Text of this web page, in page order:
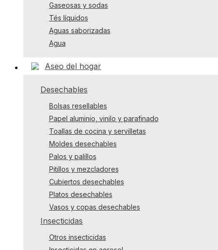
Gaseosas y sodas
Tés líquidos
Aguas saborizadas
Agua
Aseo del hogar
Desechables
Bolsas resellables
Papel aluminio, vinilo y parafinado
Toallas de cocina y servilletas
Moldes desechables
Palos y palillos
Pitillos y mezcladores
Cubiertos desechables
Platos desechables
Vasos y copas desechables
Insecticidas
Otros insecticidas